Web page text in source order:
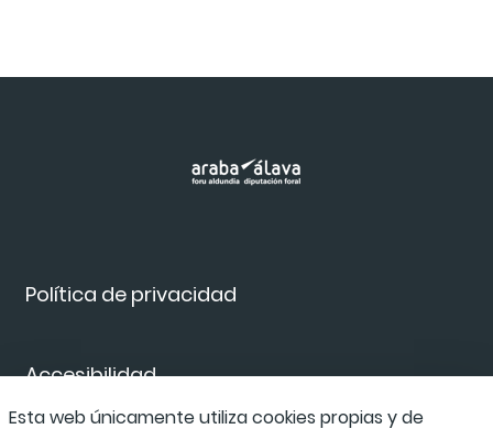
Política de privacidad
Accesibilidad
Esta web únicamente utiliza cookies propias y de